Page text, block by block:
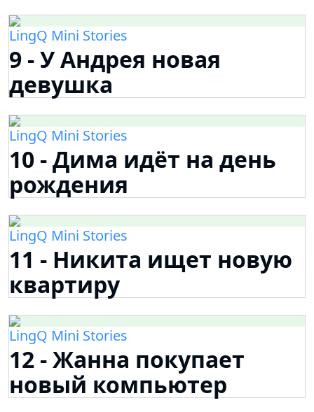
LingQ Mini Stories
9 - У Андрея новая
девушка
LingQ Mini Stories
10 - Дима идёт на день
рождения
LingQ Mini Stories
11 - Никита ищет новую
квартиру
LingQ Mini Stories
12 - Жанна покупает
новый компьютер